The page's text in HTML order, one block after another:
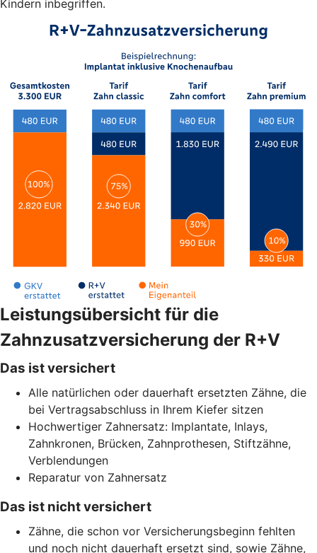
Kindern inbegriffen.
Leistungsübersicht für die
Zahnzusatzversicherung der R+V
Das ist versichert
Alle natürlichen oder dauerhaft ersetzten Zähne, die
bei Vertragsabschluss in Ihrem Kiefer sitzen
Hochwertiger Zahnersatz: Implantate, Inlays,
Zahnkronen, Brücken, Zahnprothesen, Stiftzähne,
Verblendungen
Reparatur von Zahnersatz
Das ist nicht versichert
Zähne, die schon vor Versicherungsbeginn fehlten
und noch nicht dauerhaft ersetzt sind, sowie Zähne,